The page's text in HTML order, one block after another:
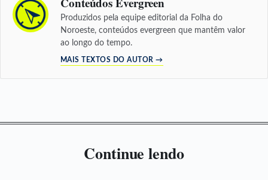
Produzidos pela equipe editorial da Folha do
Noroeste, conteúdos evergreen que mantêm valor
ao longo do tempo.
MAIS TEXTOS DO AUTOR →
Continue lendo